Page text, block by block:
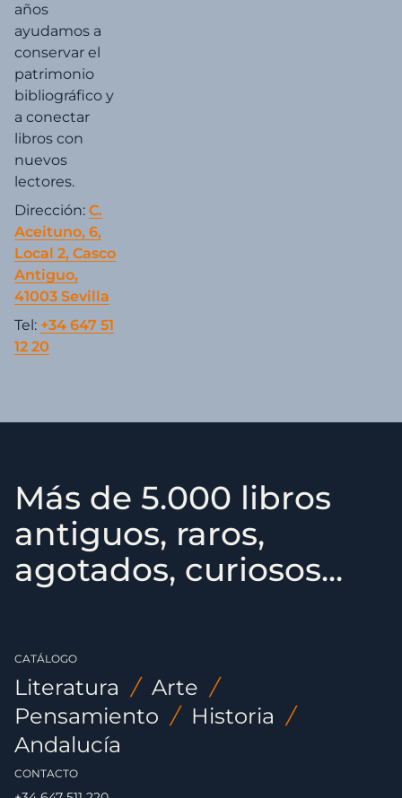
años
ayudamos a
conservar el
patrimonio
bibliográfico y
a conectar
libros con
nuevos
lectores.
Dirección: C.
Aceituno, 6,
Local 2, Casco
Antiguo,
41003 Sevilla
Tel: +34 647 51
12 20
Más de 5.000 libros
antiguos, raros,
agotados, curiosos...
CATÁLOGO
Literatura / Arte /
Pensamiento / Historia /
Andalucía
CONTACTO